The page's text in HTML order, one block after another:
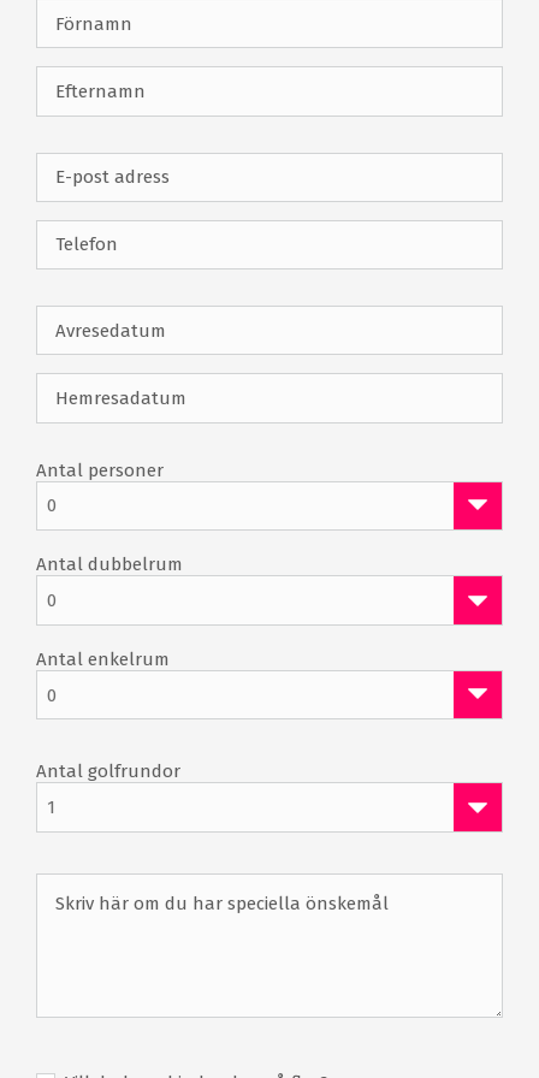
Banarkitekt: Severiano Ballesteros
Porto Santo Golfe faciliteter
Driving range
Uthyrning av trolley & buggy
Klubbhus
Proshop
Omklädningsrum
Antal personer
0
Antal dubbelrum
0
Antal enkelrum
0
Antal golfrundor
1